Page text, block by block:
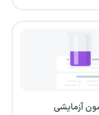
آزمایشی